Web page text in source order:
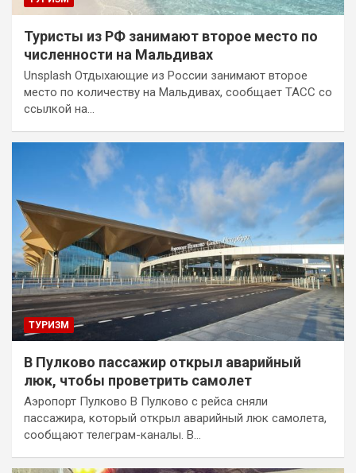
Туристы из РФ занимают второе место по
численности на Мальдивах
Unsplash Отдыхающие из России занимают второе
место по количеству на Мальдивах, сообщает ТАСС со
ссылкой на…
ТУРИЗМ
В Пулково пассажир открыл аварийный
люк, чтобы проветрить самолет
Аэропорт Пулково В Пулково с рейса сняли
пассажира, который открыл аварийный люк самолета,
сообщают телеграм-каналы. В…